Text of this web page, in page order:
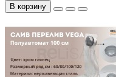
В корзину